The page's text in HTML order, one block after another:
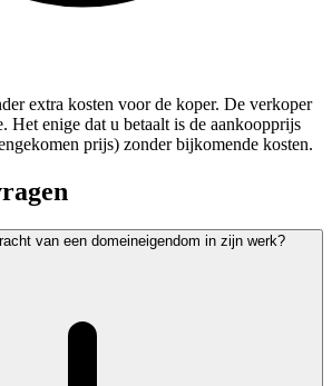
extra kosten voor de koper. De verkoper
Het enige dat u betaalt is de aankoopprijs
prijs) zonder bijkomende kosten.
van een domeineigendom in zijn werk?